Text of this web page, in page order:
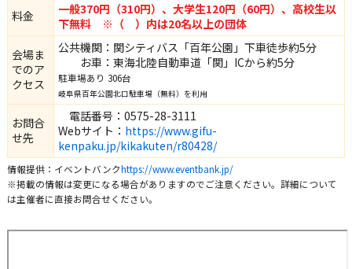
料金
一般370円（310円）、大学生120円（60円）、高校生以
下無料 ※（ ）内は20名以上の団体
会場ま
でのア
クセス
公共機関：関シティバス「百年公園」下車徒歩約5分
お車：東海北陸自動車道「関」ICから約5分
駐車場あり 306台
岐阜県百年公園北口駐車場（無料）を利用
お問合
せ先
電話番号：0575-28-3111
Webサイト： https://www.gifu-
kenpaku.jp/kikakuten/r80428/
情報提供：イベントバンクhttps://www.eventbank.jp/
※掲載の情報は変更になる場合がありますのでご注意ください。詳細について
は主催者に直接お問合せください。